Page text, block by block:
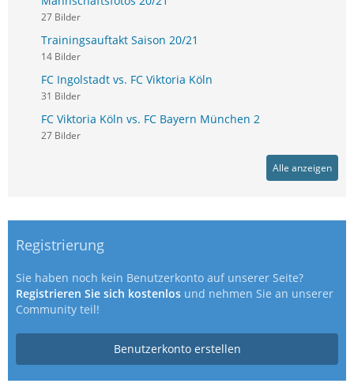
27 Bilder
Trainingsauftakt Saison 20/21
14 Bilder
FC Ingolstadt vs. FC Viktoria Köln
31 Bilder
FC Viktoria Köln vs. FC Bayern München 2
27 Bilder
Alle anzeigen
Registrierung
Sie haben noch kein Benutzerkonto auf unserer Seite?
Registrieren Sie sich kostenlos und nehmen Sie an unserer
Community teil!
Benutzerkonto erstellen